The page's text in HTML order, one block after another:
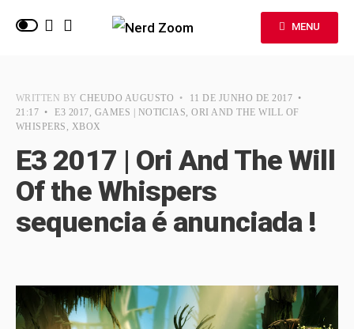
MENU
WRITTEN BYCHEUDO AUGUSTO • 11 DE JUNHO DE 2017 •
21:17 • E3 2017, GAMES | NOTICIAS,ORI AND THE WILL OF
WHISPERS , XBOX
E3 2017 | Ori And The Will
Of the Whispers
sequencia é anunciada !